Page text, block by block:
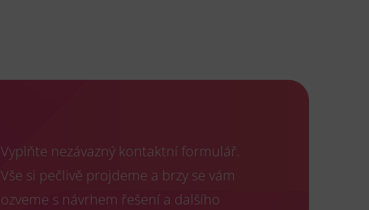
Vyplňte nezávazný kontaktní formulář.
Vše si pečlivě projdeme a brzy se vám
ozveme s návrhem řešení a dalšího